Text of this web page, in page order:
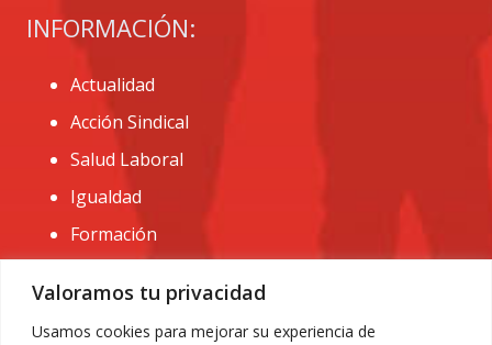
Valoramos tu privacidad
Usamos cookies para mejorar su experiencia de
INFORMACIÓN:
Actualidad
Acción Sindical
Salud Laboral
Igualdad
Formación
CONTACTO:
administracion@usomurcia.org